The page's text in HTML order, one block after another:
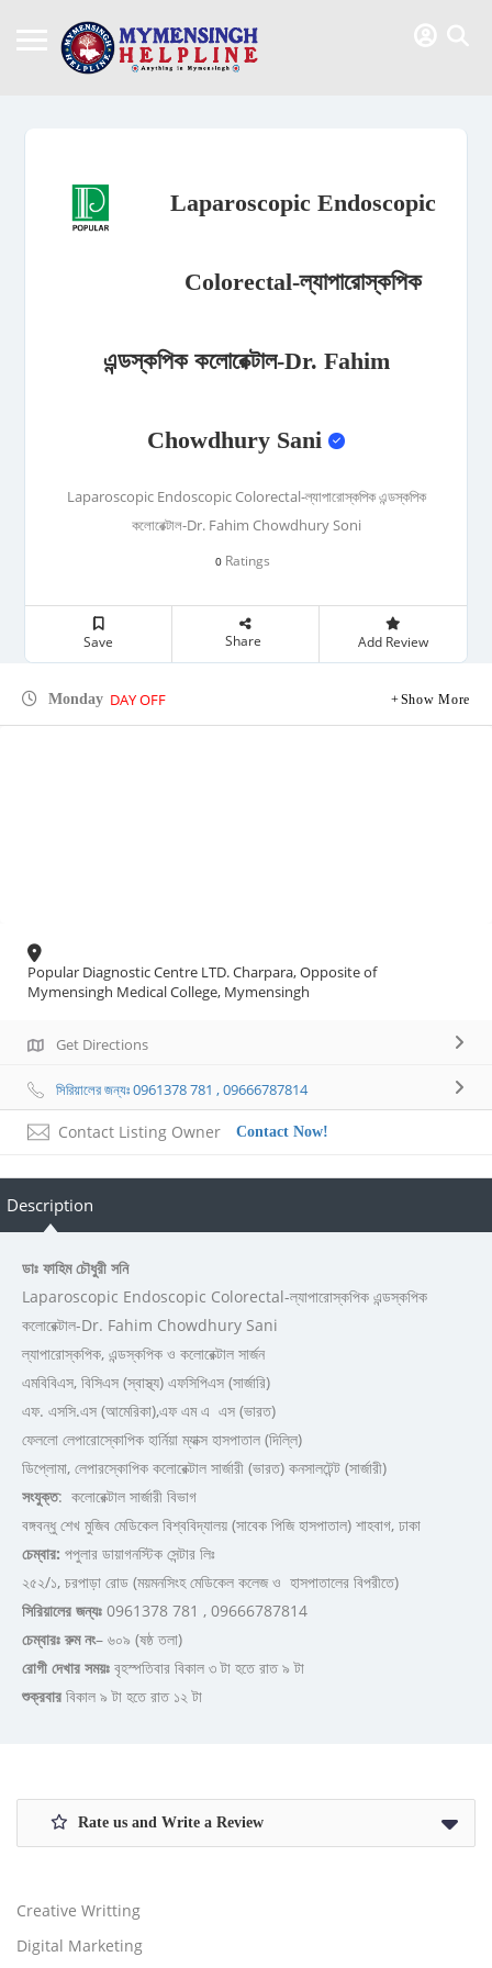
Laparoscopic Endoscopic
Colorectal-ল্যাপারোস্কপিক
এন্ডস্কপিক কলোরেক্টাল-Dr. Fahim
Chowdhury Sani
Laparoscopic Endoscopic Colorectal-ল্যাপারোস্কপিক এন্ডস্কপিক
কলোরেক্টাল-Dr. Fahim Chowdhury Soni
0 Ratings
Save Share Add Review
Monday DAY OFF Show More
Popular Diagnostic Centre LTD. Charpara, Opposite of
Mymensingh Medical College, Mymensingh
Get Directions
সিরিয়ালের জন্যঃ 0961378 781 , 09666787814
Contact Listing Owner Contact Now!
Description
ডাঃ ফাহিম চৌধুরী সনি
Laparoscopic Endoscopic Colorectal-ল্যাপারোস্কপিক এন্ডস্কপিক
কলোরেক্টাল-Dr. Fahim Chowdhury Sani
ল্যাপারোস্কপিক, এন্ডস্কপিক ও কলোরেক্টাল সার্জন
এমবিবিএস, বিসিএস (স্বাস্থ্য) এফসিপিএস (সার্জারি)
এফ. এসসি.এস (আমেরিকা),এফ এম এ এস (ভারত)
ফেললো লেপারোস্কোপিক হার্নিয়া ম্যাক্স হাসপাতাল (দিল্লি)
ডিপ্লোমা, লেপারস্কোপিক কলোরেক্টাল সার্জারী (ভারত) কনসালটেন্ট (সার্জারী)
সংযুক্ত: কলোরেক্টাল সার্জারী বিভাগ
বঙ্গবন্ধু শেখ মুজিব মেডিকেল বিশ্ববিদ্যালয় (সাবেক পিজি হাসপাতাল) শাহবাগ, ঢাকা
চেম্বার: পপুলার ডায়াগনস্টিক সেন্টার লিঃ
২৫২/১, চরপাড়া রোড (ময়মনসিংহ মেডিকেল কলেজ ও হাসপাতালের বিপরীতে)
সিরিয়ালের জন্যঃ 0961378 781 , 09666787814
চেম্বারঃ রুম নং– ৬০৯ (ষষ্ঠ তলা)
রোগী দেখার সময়ঃ বৃহস্পতিবার বিকাল ৩ টা হতে রাত ৯ টা
শুক্রবার বিকাল ৯ টা হতে রাত ১২ টা
Rate us and Write a Review
Creative Writting
Digital Marketing